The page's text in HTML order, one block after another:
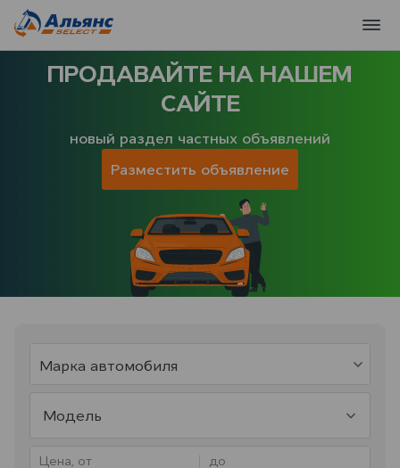
ПРОДАВАЙТЕ НА НАШЕМ
САЙТЕ
новый раздел частных объявлений
Разместить объявление
Модель
Цена, от до